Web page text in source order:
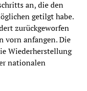
an, die den
getilgt habe.
zurückgeworfen
vorn anfangen. Die
Wiederherstellung
nationalen